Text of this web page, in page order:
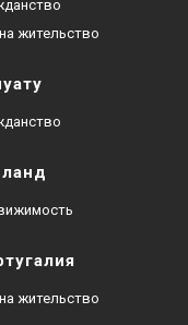
жительство
жительство